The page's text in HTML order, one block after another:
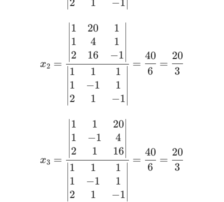
\large\displaystyle x_2
x2 =
1
1
2
1
−1
1
1
1
−1
1
1
2
20
4
16
1
1
−1
=
6
40
=
3
20
\large\displaystyle x_3
x3 =
1
1
2
1
−1
1
1
1
−1
1
1
2
1
−1
1
20
4
16
=
6
40
=
3
20